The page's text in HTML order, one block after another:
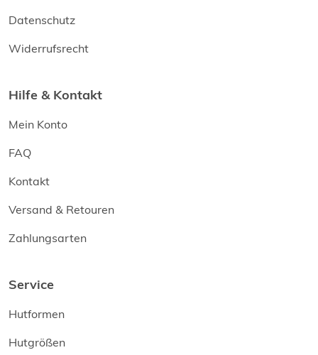
Datenschutz
Widerrufsrecht
Hilfe & Kontakt
Mein Konto
FAQ
Kontakt
Versand & Retouren
Zahlungsarten
Service
Hutformen
Hutgrößen